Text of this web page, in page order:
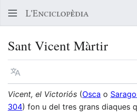
Sant Vicent Màrtir
Llegir en un atre idioma
Vicent, el Victoriós (Osca o
304) fon u del tres grans diaques